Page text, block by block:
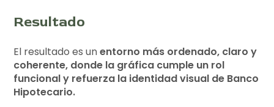
Resultado
El resultado es unentorno más ordenado, claro y
coherente, donde la gráfica cumple un rol
funcional y refuerza la identidad visual de Banco
Hipotecario.